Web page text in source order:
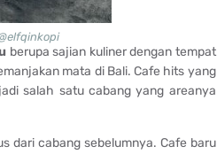
berupa sajian kuliner dengan tempat
mata di Bali. Cafe hits yang
salah satu cabang yang areanya
dari cabang sebelumnya. Cafe baru